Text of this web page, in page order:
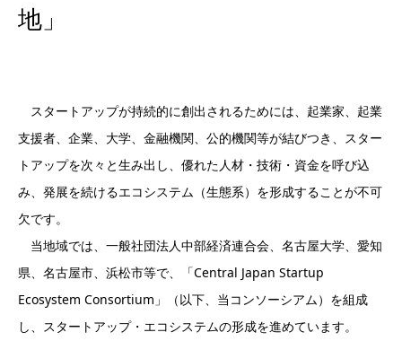
地」
スタートアップが持続的に創出されるためには、起業家、起業
支援者、企業、大学、金融機関、公的機関等が結びつき、スター
トアップを次々と生み出し、優れた人材・技術・資金を呼び込
み、発展を続けるエコシステム（生態系）を形成することが不可
欠です。
当地域では、一般社団法人中部経済連合会、名古屋大学、愛知
県、名古屋市、浜松市等で、「Central Japan Startup
Ecosystem Consortium」（以下、当コンソーシアム）を組成
し、スタートアップ・エコシステムの形成を進めています。